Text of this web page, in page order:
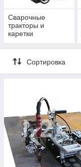
Сварочные
тракторы и
каретки
Сортировка